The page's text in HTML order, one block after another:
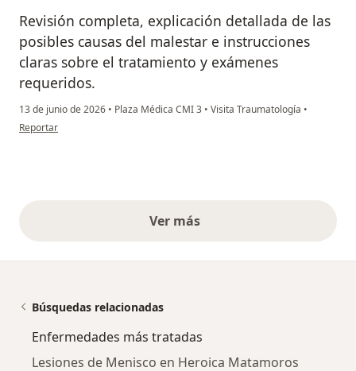
Revisión completa, explicación detallada de las
posibles causas del malestar e instrucciones
claras sobre el tratamiento y exámenes
requeridos.
13 de junio de 2026 • Plaza Médica CMI 3 • Visita Traumatología •
en opinión del usuario CC
Reportar
Ver másopiniones anteriores
Búsquedas relacionadas
Enfermedades más tratadas
Lesiones de Menisco en Heroica Matamoros